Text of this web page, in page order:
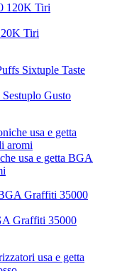
Tiri
Gusto
usa e getta BGA
Graffiti 35000